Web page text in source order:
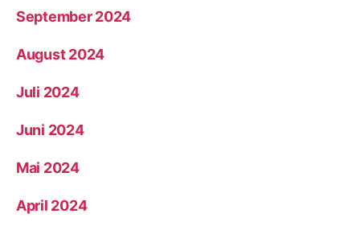
September 2024
August 2024
Juli 2024
Juni 2024
Mai 2024
April 2024